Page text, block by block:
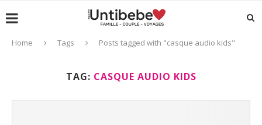
Home Tags Posts tagged with "casque audio kids"
TAG: CASQUE AUDIO KIDS